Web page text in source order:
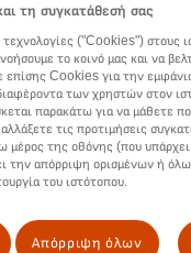
τη συγκατάθεσή σας
("Cookies") στους
το κοινό μας και να
επίσης Cookies για την
των χρηστών στον
παρακάτω για να μάθετε
τις προτιμήσεις
μέρος της οθόνης (που υπάρχει
την απόρριψη ορισμένων ή
του ιστότοπου.
Απόρριψη όλων